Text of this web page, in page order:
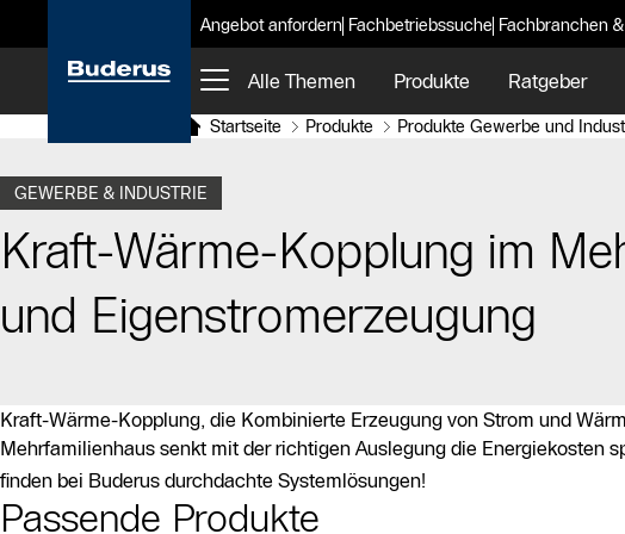
Angebot anfordern Fachbetriebssuche Fachbranchen
Alle Themen Produkte Ratgeber
Startseite Produkte Produkte Gewerbe und
GEWERBE & INDUSTRIE
Kraft-Wärme-Kopplung im
und Eigenstromerzeugung
Kraft-Wärme-Kopplung, die Kombinierte Erzeugung von Strom und
Mehrfamilienhaus senkt mit der richtigen Auslegung die Energiekosten
finden bei Buderus durchdachte Systemlösungen!
Passende Produkte